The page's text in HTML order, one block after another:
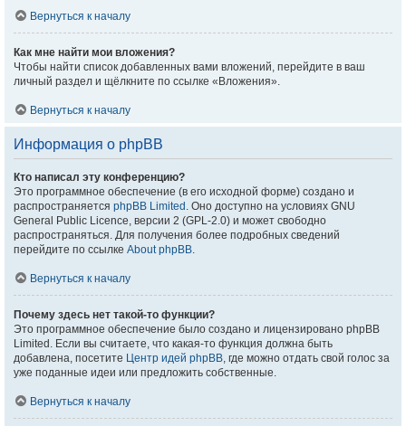
Вернуться к началу
Как мне найти мои вложения?
Чтобы найти список добавленных вами вложений, перейдите в ваш
личный раздел и щёлкните по ссылке «Вложения».
Вернуться к началу
Информация о phpBB
Кто написал эту конференцию?
Это программное обеспечение (в его исходной форме) создано и
распространяется phpBB Limited . Оно доступно на условиях GNU
General Public Licence, версии 2 (GPL-2.0) и может свободно
распространяться. Для получения более подробных сведений
перейдите по ссылке About phpBB.
Вернуться к началу
Почему здесь нет такой-то функции?
Это программное обеспечение было создано и лицензировано phpBB
Limited. Если вы считаете, что какая-то функция должна быть
добавлена, посетите Центр идей phpBB, где можно отдать свой голос за
уже поданные идеи или предложить собственные.
Вернуться к началу